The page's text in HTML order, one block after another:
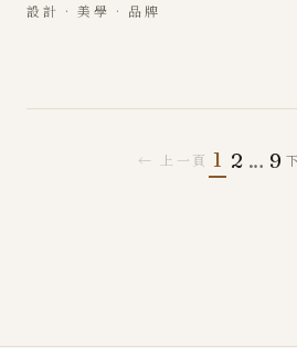
設計 · 美學 · 品牌
← 上一頁 1 2 … 9